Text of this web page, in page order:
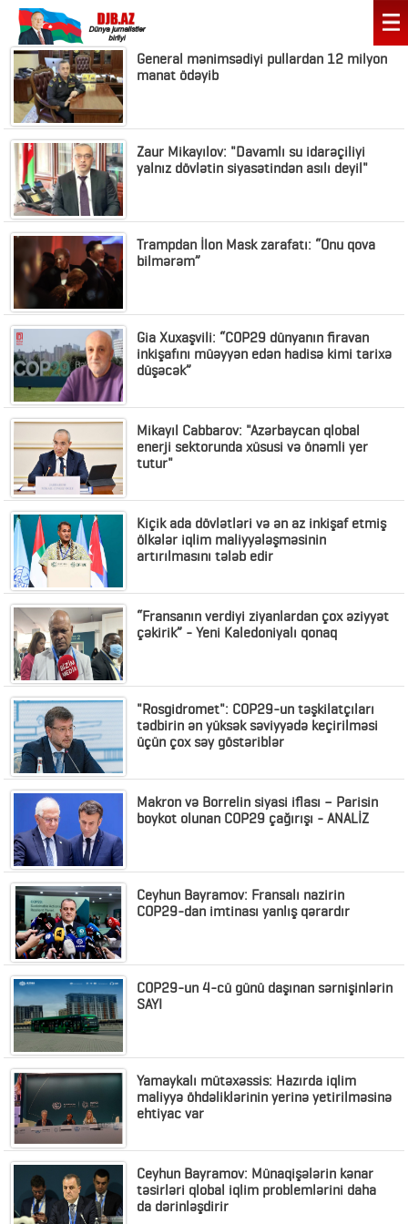
General mənimsədiyi pullardan 12 milyon
manat ödəyib
Zaur Mikayılov: "Davamlı su idarəçiliyi
yalnız dövlətin siyasətindən asılı deyil"
Trampdan İlon Mask zarafatı: “Onu qova
bilmərəm”
Gia Xuxaşvili: “COP29 dünyanın firavan
inkişafını müəyyən edən hadisə kimi tarixə
düşəcək”
Mikayıl Cabbarov: "Azərbaycan qlobal
enerji sektorunda xüsusi və önəmli yer
tutur"
Kiçik ada dövlətləri və ən az inkişaf etmiş
ölkələr iqlim maliyyələşməsinin
artırılmasını tələb edir
“Fransanın verdiyi ziyanlardan çox əziyyət
çəkirik” - Yeni Kaledoniyalı qonaq
"Rosgidromet": COP29-un təşkilatçıları
tədbirin ən yüksək səviyyədə keçirilməsi
üçün çox səy göstəriblər
Makron və Borrelin siyasi iflası – Parisin
boykot olunan COP29 çağırışı - ANALİZ
Ceyhun Bayramov: Fransalı nazirin
COP29-dan imtinası yanlış qərardır
COP29-un 4-cü günü daşınan sərnişinlərin
SAYI
Yamaykalı mütəxəssis: Hazırda iqlim
maliyyə öhdəliklərinin yerinə yetirilməsinə
ehtiyac var
Ceyhun Bayramov: Münaqişələrin kənar
təsirləri qlobal iqlim problemlərini daha
da dərinləşdirir